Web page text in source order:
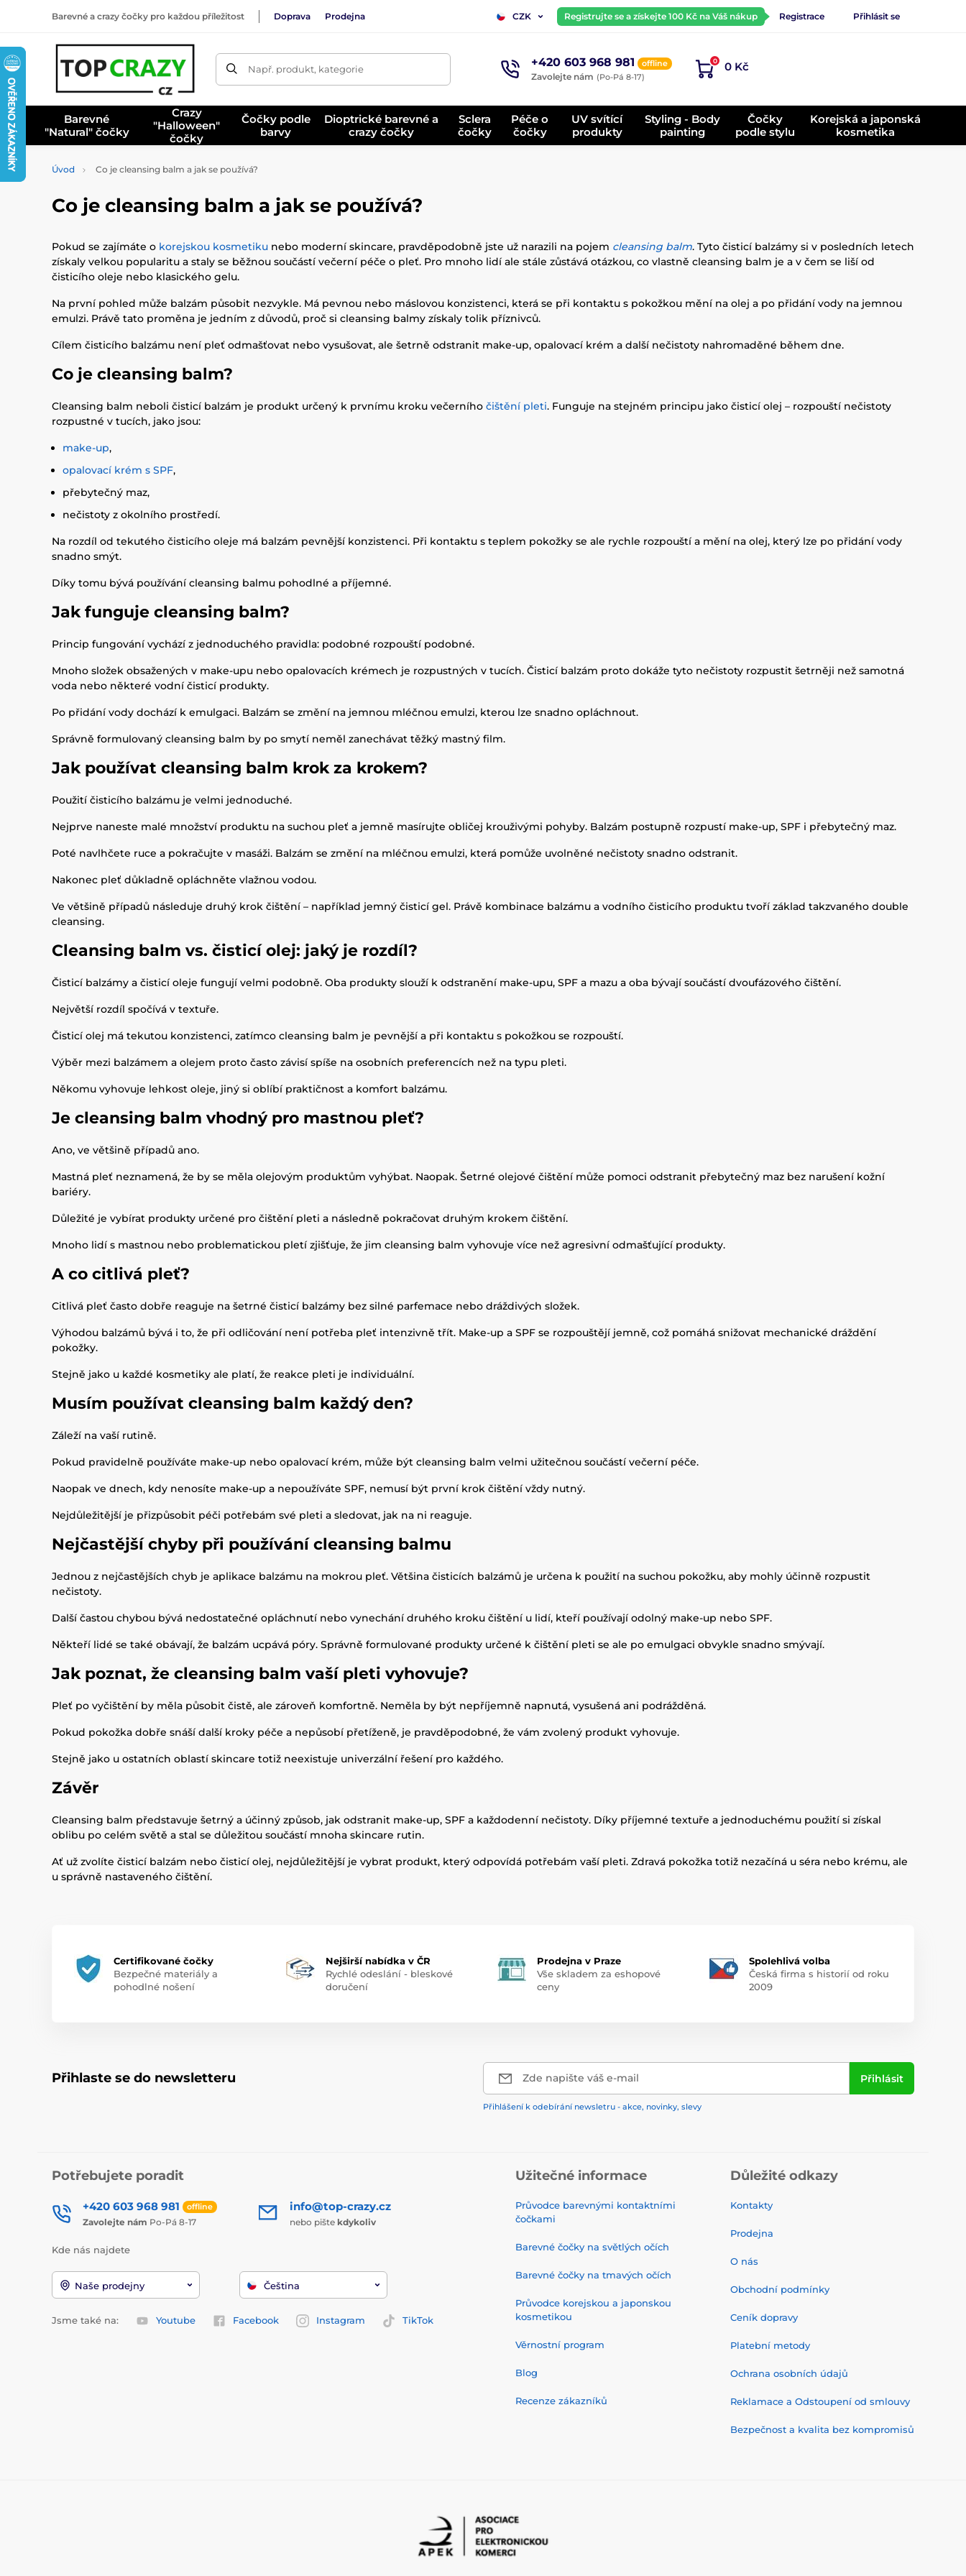
Barevné a crazy čočky pro každou příležitost Doprava Prodejna CZK Registrujte se a získejte 100 Kč na Váš nákup Registrace Přihlásit se
Např. produkt, kategorie +420 603 968 981 offline
Zavolejte nám (Po-Pá 8-17)
0 0 Kč
Barevné
"Natural" čočky
Crazy
"Halloween"
čočky
Čočky podle
barvy
Dioptrické barevné a
crazy čočky
Sclera
čočky
Péče o
čočky
UV svítící
produkty
Styling - Body
painting
Čočky
podle stylu
Korejská a japonská
kosmetika
Úvod Co je cleansing balm a jak se používá?
Co je cleansing balm a jak se používá?
Pokud se zajímáte o korejskou kosmetiku nebo moderní skincare, pravděpodobně jste už narazili na pojem cleansing balm. Tyto čisticí balzámy si v posledních letech
získaly velkou popularitu a staly se běžnou součástí večerní péče o pleť. Pro mnoho lidí ale stále zůstává otázkou, co vlastně cleansing balm je a v čem se liší od
čisticího oleje nebo klasického gelu.
Na první pohled může balzám působit nezvykle. Má pevnou nebo máslovou konzistenci, která se při kontaktu s pokožkou mění na olej a po přidání vody na jemnou
emulzi. Právě tato proměna je jedním z důvodů, proč si cleansing balmy získaly tolik příznivců.
Cílem čisticího balzámu není pleť odmašťovat nebo vysušovat, ale šetrně odstranit make-up, opalovací krém a další nečistoty nahromaděné během dne.
Co je cleansing balm?
Cleansing balm neboli čisticí balzám je produkt určený k prvnímu kroku večerního čištění pleti. Funguje na stejném principu jako čisticí olej – rozpouští nečistoty
rozpustné v tucích, jako jsou:
make-up,
opalovací krém s SPF,
přebytečný maz,
nečistoty z okolního prostředí.
Na rozdíl od tekutého čisticího oleje má balzám pevnější konzistenci. Při kontaktu s teplem pokožky se ale rychle rozpouští a mění na olej, který lze po přidání vody
snadno smýt.
Díky tomu bývá používání cleansing balmu pohodlné a příjemné.
Jak funguje cleansing balm?
Princip fungování vychází z jednoduchého pravidla: podobné rozpouští podobné.
Mnoho složek obsažených v make-upu nebo opalovacích krémech je rozpustných v tucích. Čisticí balzám proto dokáže tyto nečistoty rozpustit šetrněji než samotná
voda nebo některé vodní čisticí produkty.
Po přidání vody dochází k emulgaci. Balzám se změní na jemnou mléčnou emulzi, kterou lze snadno opláchnout.
Správně formulovaný cleansing balm by po smytí neměl zanechávat těžký mastný film.
Jak používat cleansing balm krok za krokem?
Použití čisticího balzámu je velmi jednoduché.
Nejprve naneste malé množství produktu na suchou pleť a jemně masírujte obličej krouživými pohyby. Balzám postupně rozpustí make-up, SPF i přebytečný maz.
Poté navlhčete ruce a pokračujte v masáži. Balzám se změní na mléčnou emulzi, která pomůže uvolněné nečistoty snadno odstranit.
Nakonec pleť důkladně opláchněte vlažnou vodou.
Ve většině případů následuje druhý krok čištění – například jemný čisticí gel. Právě kombinace balzámu a vodního čisticího produktu tvoří základ takzvaného double
cleansing.
Cleansing balm vs. čisticí olej: jaký je rozdíl?
Čisticí balzámy a čisticí oleje fungují velmi podobně. Oba produkty slouží k odstranění make-upu, SPF a mazu a oba bývají součástí dvoufázového čištění.
Největší rozdíl spočívá v textuře.
Čisticí olej má tekutou konzistenci, zatímco cleansing balm je pevnější a při kontaktu s pokožkou se rozpouští.
Výběr mezi balzámem a olejem proto často závisí spíše na osobních preferencích než na typu pleti.
Někomu vyhovuje lehkost oleje, jiný si oblíbí praktičnost a komfort balzámu.
Je cleansing balm vhodný pro mastnou pleť?
Ano, ve většině případů ano.
Mastná pleť neznamená, že by se měla olejovým produktům vyhýbat. Naopak. Šetrné olejové čištění může pomoci odstranit přebytečný maz bez narušení kožní
bariéry.
Důležité je vybírat produkty určené pro čištění pleti a následně pokračovat druhým krokem čištění.
Mnoho lidí s mastnou nebo problematickou pletí zjišťuje, že jim cleansing balm vyhovuje více než agresivní odmašťující produkty.
A co citlivá pleť?
Citlivá pleť často dobře reaguje na šetrné čisticí balzámy bez silné parfemace nebo dráždivých složek.
Výhodou balzámů bývá i to, že při odličování není potřeba pleť intenzivně třít. Make-up a SPF se rozpouštějí jemně, což pomáhá snižovat mechanické dráždění
pokožky.
Stejně jako u každé kosmetiky ale platí, že reakce pleti je individuální.
Musím používat cleansing balm každý den?
Záleží na vaší rutině.
Pokud pravidelně používáte make-up nebo opalovací krém, může být cleansing balm velmi užitečnou součástí večerní péče.
Naopak ve dnech, kdy nenosíte make-up a nepoužíváte SPF, nemusí být první krok čištění vždy nutný.
Nejdůležitější je přizpůsobit péči potřebám své pleti a sledovat, jak na ni reaguje.
Nejčastější chyby při používání cleansing balmu
Jednou z nejčastějších chyb je aplikace balzámu na mokrou pleť. Většina čisticích balzámů je určena k použití na suchou pokožku, aby mohly účinně rozpustit
nečistoty.
Další častou chybou bývá nedostatečné opláchnutí nebo vynechání druhého kroku čištění u lidí, kteří používají odolný make-up nebo SPF.
Někteří lidé se také obávají, že balzám ucpává póry. Správně formulované produkty určené k čištění pleti se ale po emulgaci obvykle snadno smývají.
Jak poznat, že cleansing balm vaší pleti vyhovuje?
Pleť po vyčištění by měla působit čistě, ale zároveň komfortně. Neměla by být nepříjemně napnutá, vysušená ani podrážděná.
Pokud pokožka dobře snáší další kroky péče a nepůsobí přetíženě, je pravděpodobné, že vám zvolený produkt vyhovuje.
Stejně jako u ostatních oblastí skincare totiž neexistuje univerzální řešení pro každého.
Závěr
Cleansing balm představuje šetrný a účinný způsob, jak odstranit make-up, SPF a každodenní nečistoty. Díky příjemné textuře a jednoduchému použití si získal
oblibu po celém světě a stal se důležitou součástí mnoha skincare rutin.
Ať už zvolíte čisticí balzám nebo čisticí olej, nejdůležitější je vybrat produkt, který odpovídá potřebám vaší pleti. Zdravá pokožka totiž nezačíná u séra nebo krému, ale
u správně nastaveného čištění.
Certifikované čočky
Bezpečné materiály a
pohodlné nošení
Nejširší nabídka v ČR
Rychlé odeslání - bleskové
doručení
Prodejna v Praze
Vše skladem za eshopové
ceny
Spolehlivá volba
Česká firma s historií od roku
2009
Přihlaste se do newsletteru Zde napište váš e-mail Přihlásit
Přihlášení k odebírání newsletru - akce, novinky, slevy
Potřebujete poradit
+420 603 968 981 offline
Zavolejte nám Po-Pá 8-17
info@top-crazy.cz
nebo pište kdykoliv
Kde nás najdete
Naše prodejny Čeština
Jsme také na: Youtube Facebook Instagram TikTok
Užitečné informace
Průvodce barevnými kontaktními
čočkami
Barevné čočky na světlých očích
Barevné čočky na tmavých očích
Průvodce korejskou a japonskou
kosmetikou
Věrnostní program
Blog
Recenze zákazníků
Důležité odkazy
Kontakty
Prodejna
O nás
Obchodní podmínky
Ceník dopravy
Platební metody
Ochrana osobních údajů
Reklamace a Odstoupení od smlouvy
Bezpečnost a kvalita bez kompromisů